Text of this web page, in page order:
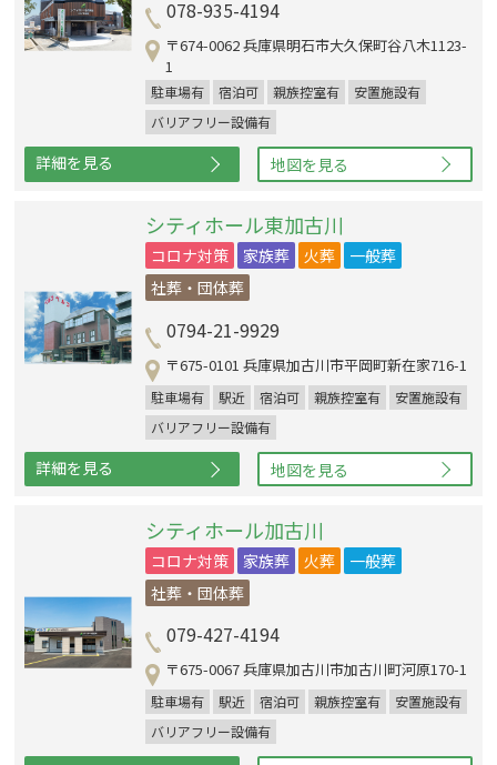
078-935-4194
〒674-0062 兵庫県明石市大久保町谷八木1123-
1
駐車場有 宿泊可 親族控室有
安置施設有
バリアフリー設備有
詳細を見る 地図を見る
シティホール東加古川
コロナ対策 家族葬 火葬
一般葬
社葬・団体葬
0794-21-9929
〒675-0101 兵庫県加古川市平岡町新在家716-1
駐車場有 駅近 宿泊可 親族控室有
安置施設有
バリアフリー設備有
詳細を見る 地図を見る
シティホール加古川
コロナ対策 家族葬 火葬
一般葬
社葬・団体葬
079-427-4194
〒675-0067 兵庫県加古川市加古川町河原170-1
駐車場有 駅近 宿泊可 親族控室有
安置施設有
バリアフリー設備有